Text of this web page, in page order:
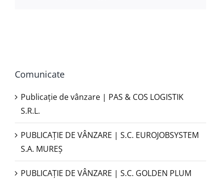
Comunicate
Publicație de vânzare | PAS & COS LOGISTIK
S.R.L.
PUBLICAŢIE DE VÂNZARE | S.C. EUROJOBSYSTEM
S.A. MUREȘ
PUBLICAȚIE DE VÂNZARE | S.C. GOLDEN PLUM